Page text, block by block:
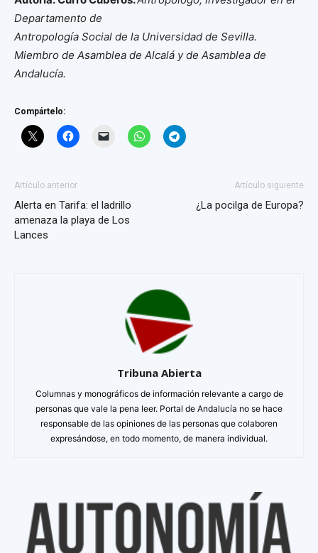
Departamento de
Antropología Social de la Universidad de Sevilla.
Miembro de Asamblea de Alcalá y de Asamblea de
Andalucía.
Compártelo:
Artículo anterior
Alerta en Tarifa: el ladrillo
amenaza la playa de Los
Lances
Artículo siguiente
¿La pocilga de Europa?
Tribuna Abierta
Columnas y monográficos de información relevante a cargo de
personas que vale la pena leer. Portal de Andalucía no se hace
responsable de las opiniones de las personas que colaboren
expresándose, en todo momento, de manera individual.